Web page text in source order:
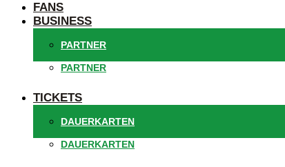
FANS
BUSINESS
PARTNER
PARTNER
TICKETS
DAUERKARTEN
DAUERKARTEN